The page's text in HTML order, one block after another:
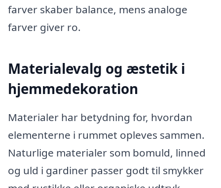
farver skaber balance, mens analoge
farver giver ro.
Materialevalg og æstetik i
hjemmedekoration
Materialer har betydning for, hvordan
elementerne i rummet opleves sammen.
Naturlige materialer som bomuld, linned
og uld i gardiner passer godt til smykker